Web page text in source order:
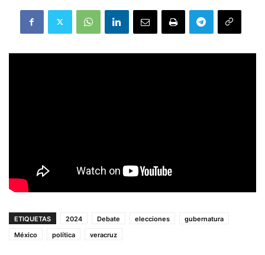
ETIQUETAS 2024 Debate elecciones
gubernatura
México
política veracruz